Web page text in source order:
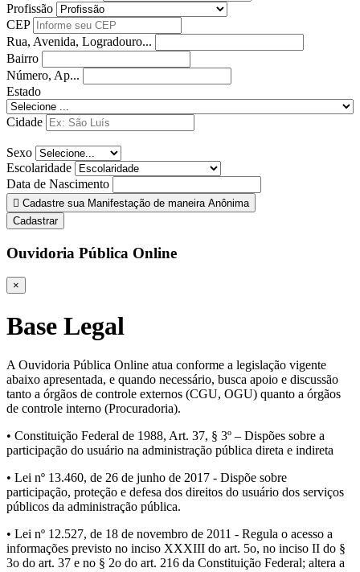
Profissão
CEP
Rua, Avenida, Logradouro...
Bairro
Número, Ap...
Estado
Cidade
Sexo
Escolaridade
Data de Nascimento
Cadastre sua Manifestação de maneira Anônima
Cadastrar
Ouvidoria Pública Online
×
Base Legal
A Ouvidoria Pública Online atua conforme a legislação vigente
abaixo apresentada, e quando necessário, busca apoio e discussão
tanto a órgãos de controle externos (CGU, OGU) quanto a órgãos
de controle interno (Procuradoria).
• Constituição Federal de 1988, Art. 37, § 3º – Dispões sobre a
participação do usuário na administração pública direta e indireta
• Lei nº 13.460, de 26 de junho de 2017 - Dispõe sobre
participação, proteção e defesa dos direitos do usuário dos serviços
públicos da administração pública.
• Lei nº 12.527, de 18 de novembro de 2011 - Regula o acesso a
informações previsto no inciso XXXIII do art. 5o, no inciso II do §
3o do art. 37 e no § 2o do art. 216 da Constituição Federal; altera a